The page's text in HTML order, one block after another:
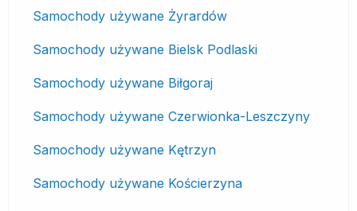
Samochody używane Żyrardów
Samochody używane Bielsk Podlaski
Samochody używane Biłgoraj
Samochody używane Czerwionka-Leszczyny
Samochody używane Kętrzyn
Samochody używane Kościerzyna